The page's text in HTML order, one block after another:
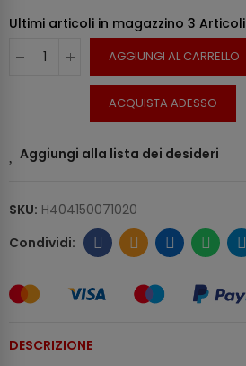
Ultimi articoli in magazzino 3 Articoli
AGGIUNGI AL CARRELLO
ACQUISTA ADESSO
Aggiungi alla lista dei desideri
SKU: H404150071020
DESCRIZIONE